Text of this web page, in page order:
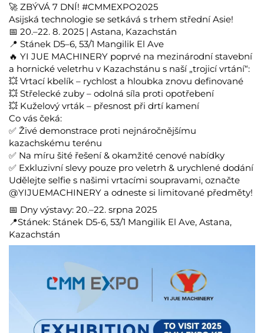
🚀 ZBÝVÁ 7 DNÍ! #CMMEXPO2025
Asijská technologie se setkává s trhem střední Asie!
📅 20.–22. 8. 2025 | Astana, Kazachstán
📍 Stánek D5–6, 53/1 Mangilik El Ave
🔥 YI JUE MACHINERY poprvé na mezinárodní stavební
a hornické veletrhu v Kazachstánu s naší „trojicí vrtání“:
💥 Vrtací kbelík – rychlost a hloubka znovu definované
💥 Střelecké zuby – odolná síla proti opotřebení
💥 Kuželový vrták – přesnost při drtí kamení
Co vás čeká:
✅ Živé demonstrace proti nejnáročnějšímu
kazachskému terénu
✅ Na míru šité řešení & okamžité cenové nabídky
✅ Exkluzivní slevy pouze pro veletrh & urychlené dodání
Udělejte selfie s našimi vrtacími soupravami, označte
@YIJUEMACHINERY a odneste si limitované předměty!
📅 Dny výstavy: 20.–22. srpna 2025
📍Stánek: Stánek D5-6, 53/1 Mangilik El Ave, Astana,
Kazachstán